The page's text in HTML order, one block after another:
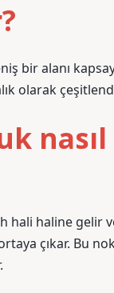
bir alanı
olarak
nasıl
hali haline gelir
çıkar. Bu